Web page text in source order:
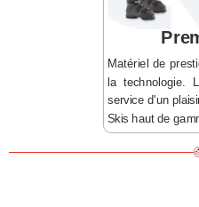
Matériel de
la technologie.
service d'un
Skis haut de